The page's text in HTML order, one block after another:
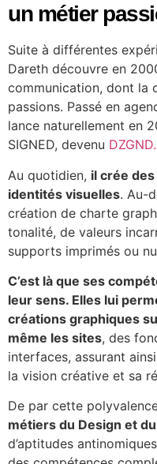
un métier
Suite à différentes
Dareth découvre en
communication, dont la
passions. Passé en
lance naturellement en
SIGNED, devenu
Au quotidien, il crée
identités visuelles. Au-
création de charte
tonalité, de valeurs
supports imprimés ou
C’est là que ses
leur sens. Elles lui
créations graphiques
même les sites, des
interfaces, assurant
la vision créative et sa
De par cette
métiers du Design et du
d’aptitudes